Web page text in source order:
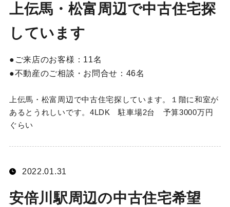
上伝馬・松富周辺で中古住宅探
しています
ご来店のお客様： 11名
不動産のご相談・お問合せ： 46名
上伝馬・松富周辺で中古住宅探しています。１階に和室が
あるとうれしいです。4LDK 駐車場2台 予算3000万円
ぐらい
2022.01.31
安倍川駅周辺の中古住宅希望